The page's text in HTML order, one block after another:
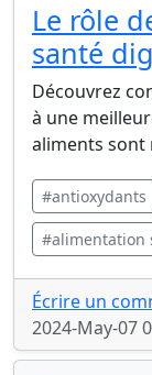
Le rôle
santé
Découvrez
à une
aliments sont
#antioxydants
#alimentation
Écrire un
2024-May-07